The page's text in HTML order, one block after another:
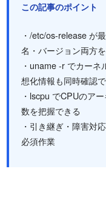
この記事のポイント
・/etc/os-release が
名・バージョン両方
・uname -r でカー
想化情報も同時確認
・lscpu でCPUのア
数を把握できる
・引き継ぎ・障害対
必須作業